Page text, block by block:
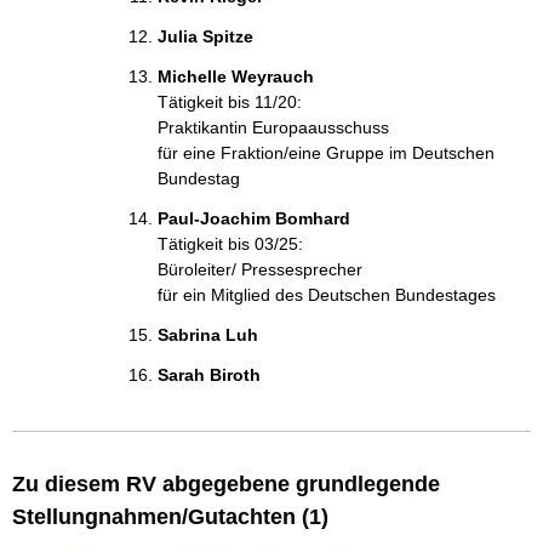
Julia Spitze
Michelle Weyrauch
Tätigkeit bis 11/20:
Praktikantin Europaausschuss
für eine Fraktion/eine Gruppe im Deutschen
Bundestag
Paul-Joachim Bomhard
Tätigkeit bis 03/25:
Büroleiter/ Pressesprecher
für ein Mitglied des Deutschen Bundestages
Sabrina Luh
Sarah Biroth
Zu diesem RV abgegebene grundlegende
Stellungnahmen/Gutachten (1)